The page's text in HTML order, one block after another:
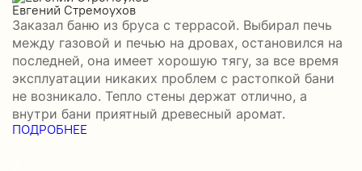
Евгений Стремоухов
Заказал баню из бруса с террасой. Выбирал печь
между газовой и печью на дровах, остановился на
последней, она имеет хорошую тягу, за все время
эксплуатации никаких проблем с растопкой бани
не возникало. Тепло стены держат отлично, а
внутри бани приятный древесный аромат.
ПОДРОБНЕЕ